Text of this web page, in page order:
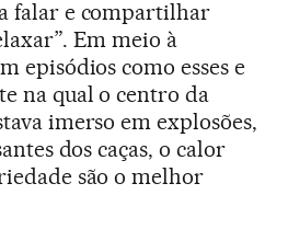
falar e compartilhar
Em meio à
episódios como esses e
na qual o centro da
imerso em explosões,
dos caças, o calor
são o melhor